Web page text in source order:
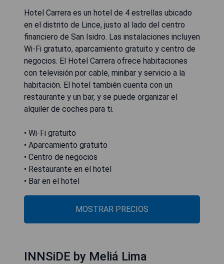
Hotel Carrera es un hotel de 4 estrellas ubicado
en el distrito de Lince, justo al lado del centro
financiero de San Isidro. Las instalaciones incluyen
Wi-Fi gratuito, aparcamiento gratuito y centro de
negocios. El Hotel Carrera ofrece habitaciones
con televisión por cable, minibar y servicio a la
habitación. El hotel también cuenta con un
restaurante y un bar, y se puede organizar el
alquiler de coches para ti.
• Wi-Fi gratuito
• Aparcamiento gratuito
• Centro de negocios
• Restaurante en el hotel
• Bar en el hotel
MOSTRAR PRECIOS
INNSiDE by Meliá Lima